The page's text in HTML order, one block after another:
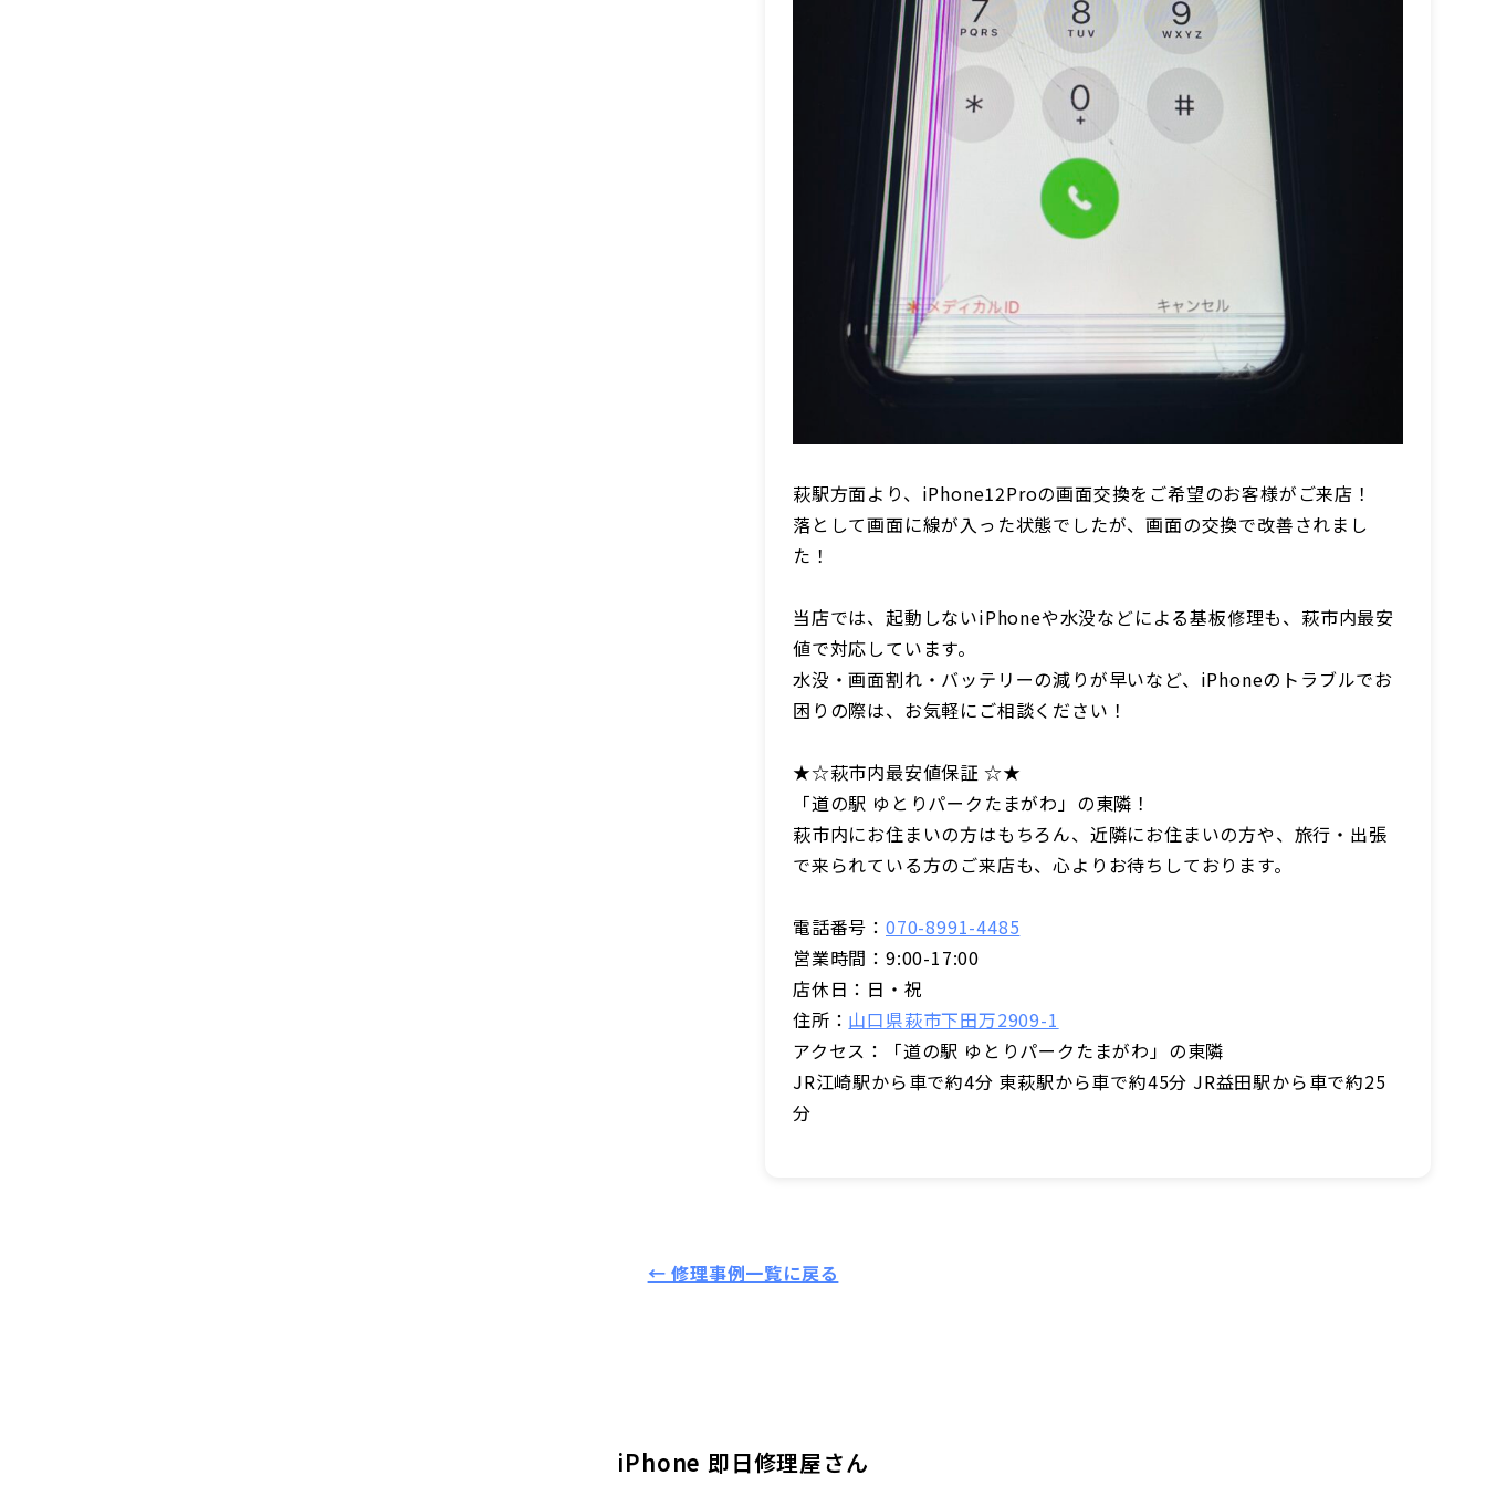
萩駅方面より、iPhone12Proの画面交換をご希望のお客様がご来店！
落として画面に線が入った状態でしたが、画面の交換で改善されまし
た！
当店では、起動しないiPhoneや水没などによる基板修理も、萩市内最安
値で対応しています。
水没・画面割れ・バッテリーの減りが早いなど、iPhoneのトラブルでお
困りの際は、お気軽にご相談ください！
★☆萩市内最安値保証 ☆★
「道の駅 ゆとりパークたまがわ」の東隣！
萩市内にお住まいの方はもちろん、近隣にお住まいの方や、旅行・出張
で来られている方のご来店も、心よりお待ちしております。
電話番号： 070-8991-4485
営業時間：9:00-17:00
店休日：日・祝
住所： 山口県萩市下田万2909-1
アクセス：「道の駅 ゆとりパークたまがわ」の東隣
JR江崎駅から車で約4分 東萩駅から車で約45分 JR益田駅から車で約25
分
← 修理事例一覧に戻る
iPhone 即日修理屋さん